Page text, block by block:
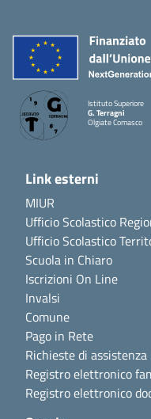
Istituto Superiore
G. Terragni
Olgiate Comasco
Link esterni
MIUR
Ufficio Scolastico
Ufficio Scolastico
Scuola in Chiaro
Iscrizioni On Line
Invalsi
Comune
Pago in Rete
Richieste di assistenza
Registro elettronico
Registro elettronico